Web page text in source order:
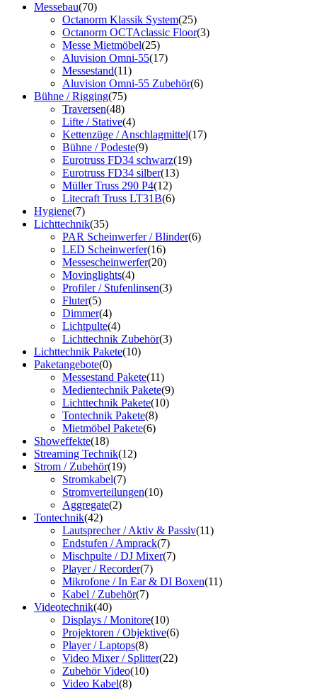
Messebau(70)
Octanorm Klassik System(25)
Octanorm OCTAclassic Floor(3)
Messe Mietmöbel(25)
Aluvision Omni-55(17)
Messestand(11)
Aluvision Omni-55 Zubehör(6)
Bühne / Rigging(75)
Traversen(48)
Lifte / Stative(4)
Kettenzüge / Anschlagmittel(17)
Bühne / Podeste(9)
Eurotruss FD34 schwarz(19)
Eurotruss FD34 silber(13)
Müller Truss 290 P4(12)
Litecraft Truss LT31B(6)
Hygiene(7)
Lichttechnik(35)
PAR Scheinwerfer / Blinder(6)
LED Scheinwerfer(16)
Messescheinwerfer(20)
Movinglights(4)
Profiler / Stufenlinsen(3)
Fluter(5)
Dimmer(4)
Lichtpulte(4)
Lichttechnik Zubehör(3)
Lichttechnik Pakete(10)
Paketangebote(0)
Messestand Pakete(11)
Medientechnik Pakete(9)
Lichttechnik Pakete(10)
Tontechnik Pakete(8)
Mietmöbel Pakete(6)
Showeffekte(18)
Streaming Technik(12)
Strom / Zubehör(19)
Stromkabel(7)
Stromverteilungen(10)
Aggregate(2)
Tontechnik(42)
Lautsprecher / Aktiv & Passiv(11)
Endstufen / Amprack(7)
Mischpulte / DJ Mixer(7)
Player / Recorder(7)
Mikrofone / In Ear & DI Boxen(11)
Kabel / Zubehör(7)
Videotechnik(40)
Displays / Monitore(10)
Projektoren / Objektive(6)
Player / Laptops(8)
Video Mixer / Splitter(22)
Zubehör Video(10)
Video Kabel(8)